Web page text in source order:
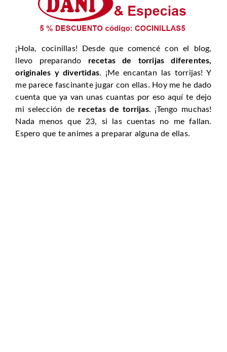
¡Hola, cocinillas! Desde que comencé con el blog,
llevo preparando recetas de torrijas diferentes,
originales y divertidas. ¡Me encantan las torrijas! Y
me parece fascinante jugar con ellas. Hoy me he dado
cuenta que ya van unas cuantas por eso aquí te dejo
mi selección de recetas de torrijas. ¡Tengo muchas!
Nada menos que 23, si las cuentas no me fallan.
Espero que te animes a preparar alguna de ellas.